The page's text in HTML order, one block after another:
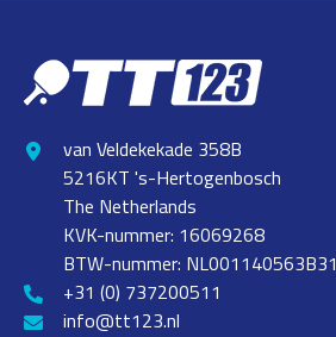
van Veldekekade 358B
5216KT 's-Hertogenbosch
The Netherlands
KVK-nummer: 16069268
BTW-nummer: NL001140563B31
+31 (0) 737200511
info@tt123.nl